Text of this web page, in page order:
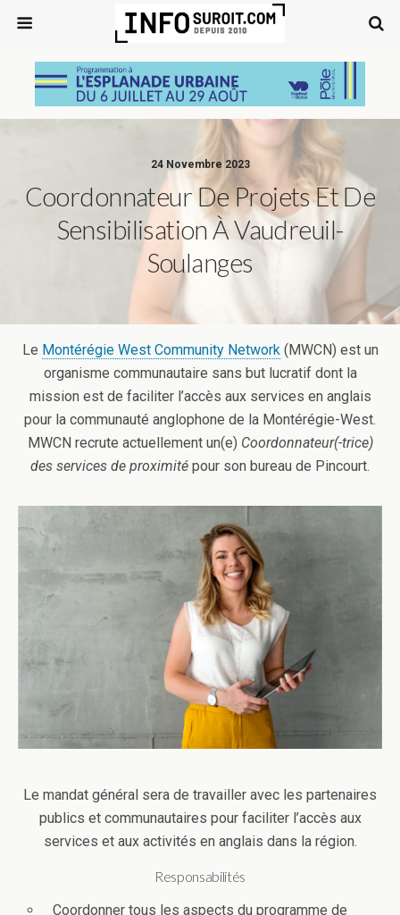
24 Novembre 2023
Coordonnateur De Projets Et De
Sensibilisation À Vaudreuil-
Soulanges
Le Montérégie West Community Network(MWCN) est un
organisme communautaire sans but lucratif dont la
mission est de faciliter l’accès aux services en anglais
pour la communauté anglophone de la Montérégie-West.
MWCN recrute actuellement un(e) Coordonnateur(-trice)
des services de proximité pour son bureau de Pincourt.
Le mandat général sera de travailler avec les partenaires
publics et communautaires pour faciliter l’accès aux
services et aux activités en anglais dans la région.
Responsabilités
Coordonner tous les aspects du programme de